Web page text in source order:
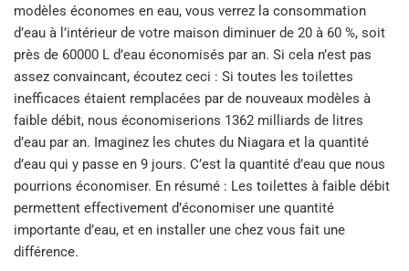
modèles économes en eau, vous verrez la consommation
d’eau à l’intérieur de votre maison diminuer de 20 à 60 %, soit
près de 60000 L d’eau économisés par an. Si cela n’est pas
assez convaincant, écoutez ceci : Si toutes les toilettes
inefficaces étaient remplacées par de nouveaux modèles à
faible débit, nous économiserions 1362 milliards de litres
d’eau par an. Imaginez les chutes du Niagara et la quantité
d’eau qui y passe en 9 jours. C’est la quantité d’eau que nous
pourrions économiser. En résumé : Les toilettes à faible débit
permettent effectivement d’économiser une quantité
importante d’eau, et en installer une chez vous fait une
différence.